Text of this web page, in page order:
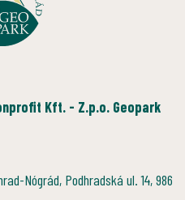
Kft. - Z.p.o. Geopark
Nógrád, Podhradská ul. 14, 986